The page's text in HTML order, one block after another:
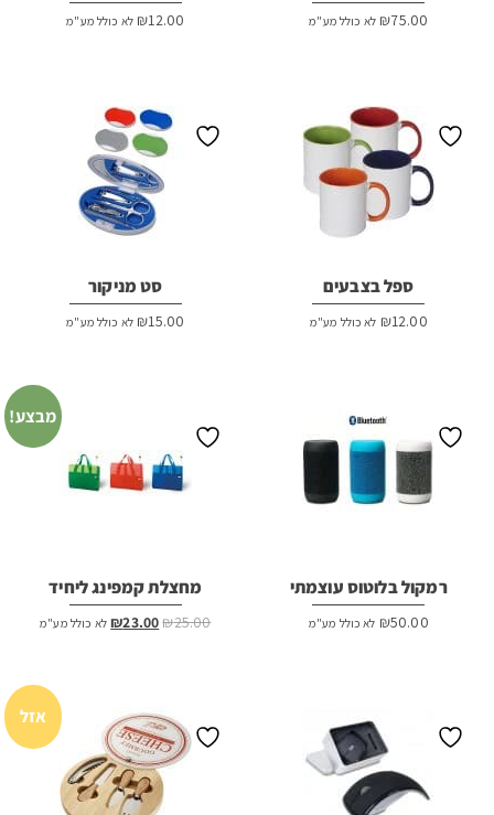
₪75.00 לא כולל מע"מ ₪12.00 לא כולל מע"מ
ספל בצבעים
₪12.00 לא כולל מע"מ
סט מניקור
₪15.00 לא כולל מע"מ
רמקול בלוטוס עוצמתי
₪50.00 לא כולל מע"מ
מבצע!
מחצלת קמפינג ליחיד
₪25.00
המחיר₪23.00 המחיר
לא כולל מע"מ
אזל